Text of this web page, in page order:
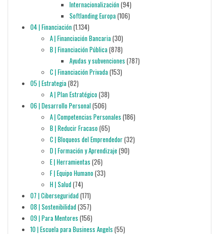
Internacionalización(94)
Softlanding Europa(106)
04 | Financiación(1.134)
A | Financiación Bancaria(30)
B | Financiación Pública(878)
Ayudas y subvenciones (787)
C | Financiación Privada(153)
05 | Estrategia(82)
A | Plan Estratégico(38)
06 | Desarrollo Personal(506)
A | Competencias Personales (186)
B | Reducir Fracaso(65)
C | Bloqueos del Emprendedor(32)
D | Formación y Aprendizaje (90)
E | Herramientas (26)
F | Equipo Humano(33)
H | Salud(74)
07 | Ciberseguridad(171)
08 | Sostenibilidad(357)
09 | Para Mentores (156)
10 | Escuela para Business Angels (55)